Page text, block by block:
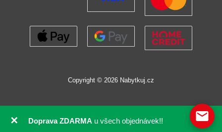
Copyright © 2026 Nabytkuj.cz
GDPR souhlas se soubory cookie pomocí Real Cookie Banneru
✕ Doprava ZDARMA u všech objednávek!!